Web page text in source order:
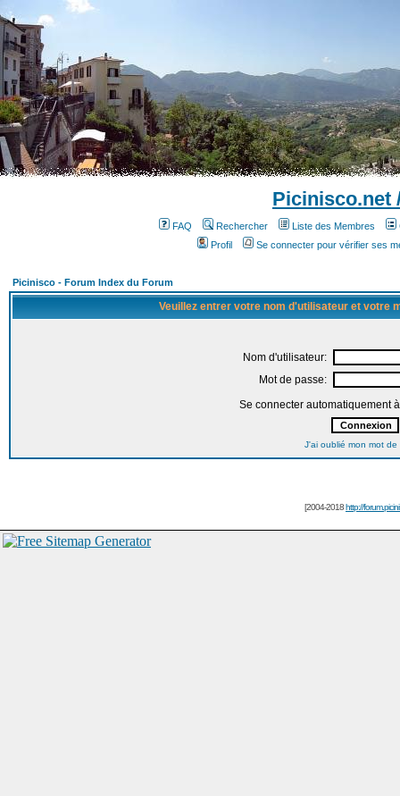
Picinisco.net
FAQ Rechercher Liste des Membres
Profil
Se connecter pour vérifier ses
Picinisco - Forum Index du Forum
Veuillez entrer votre nom d'utilisateur et votre
Nom d'utilisateur:
Mot de passe:
Se connecter automatiquement
J'ai oublié mon mot de
[2004-2018http://